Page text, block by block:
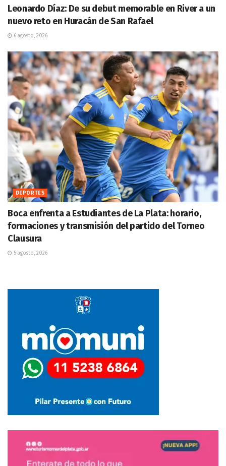
Leonardo Díaz: De su debut memorable en River a un
nuevo reto en Huracán de San Rafael
6 agosto, 2026
DEPORTES
Boca enfrenta a Estudiantes de La Plata: horario,
formaciones y transmisión del partido del Torneo
Clausura
5 agosto, 2026